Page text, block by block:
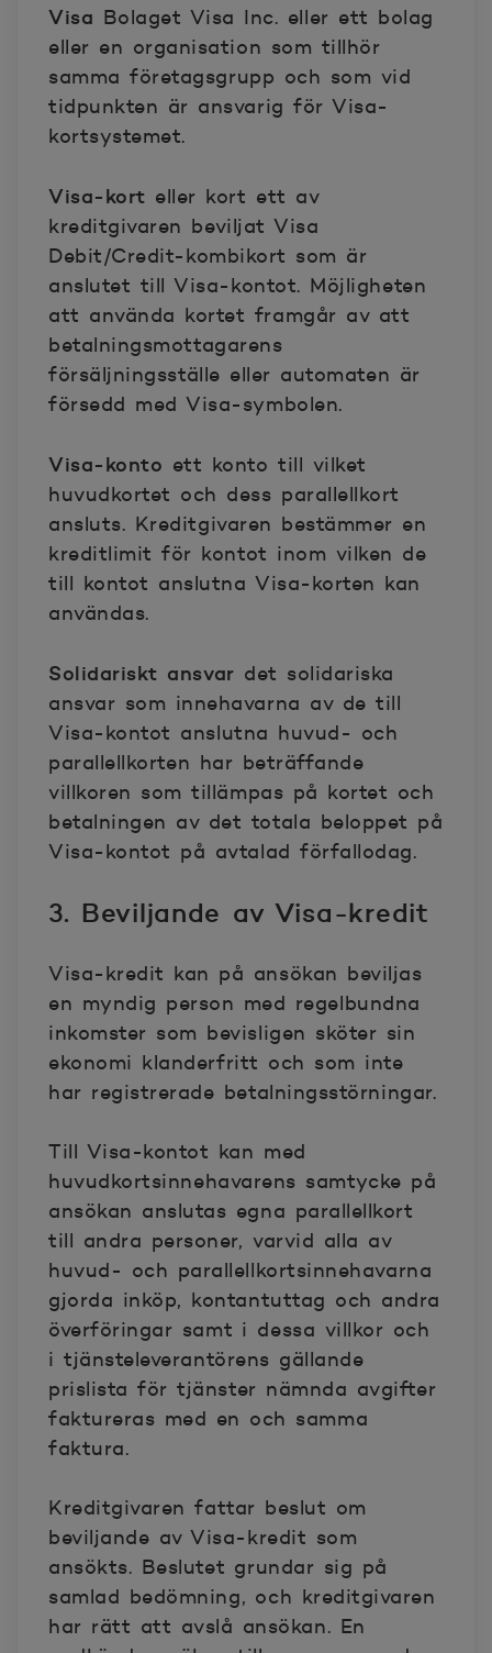
Visa Bolaget Visa Inc. eller ett bolag
eller en organisation som tillhör
samma företagsgrupp och som vid
tidpunkten är ansvarig för Visa-
kortsystemet.
Visa-kort eller kort ett av
kreditgivaren beviljat Visa
Debit/Credit-kombikort som är
anslutet till Visa-kontot. Möjligheten
att använda kortet framgår av att
betalningsmottagarens
försäljningsställe eller automaten är
försedd med Visa-symbolen.
Visa-konto ett konto till vilket
huvudkortet och dess parallellkort
ansluts. Kreditgivaren bestämmer en
kreditlimit för kontot inom vilken de
till kontot anslutna Visa-korten kan
användas.
Solidariskt ansvar det solidariska
ansvar som innehavarna av de till
Visa-kontot anslutna huvud- och
parallellkorten har beträffande
villkoren som tillämpas på kortet och
betalningen av det totala beloppet på
Visa-kontot på avtalad förfallodag.
3. Beviljande av Visa-kredit
Visa-kredit kan på ansökan beviljas
en myndig person med regelbundna
inkomster som bevisligen sköter sin
ekonomi klanderfritt och som inte
har registrerade betalningsstörningar.
Till Visa-kontot kan med
huvudkortsinnehavarens samtycke på
ansökan anslutas egna parallellkort
till andra personer, varvid alla av
huvud- och parallellkortsinnehavarna
gjorda inköp, kontantuttag och andra
överföringar samt i dessa villkor och
i tjänsteleverantörens gällande
prislista för tjänster nämnda avgifter
faktureras med en och samma
faktura.
Kreditgivaren fattar beslut om
beviljande av Visa-kredit som
ansökts. Beslutet grundar sig på
samlad bedömning, och kreditgivaren
har rätt att avslå ansökan. En